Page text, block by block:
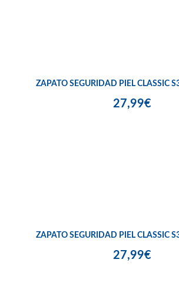
ZAPATO SEGURIDAD PIEL CLASSIC
27,99€
ZAPATO SEGURIDAD PIEL CLASSIC
27,99€